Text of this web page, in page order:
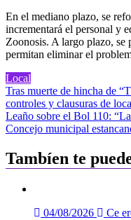
En el mediano plazo, se
incrementará el personal y
Zoonosis. A largo plazo, se
permitan eliminar el
Local
Navegación
de
entradas
Tras muerte de hincha de
controles y clausuras de
Leaño sobre el Bol 110:
Concejo municipal
Tambíen te
04/08/2026 Ce